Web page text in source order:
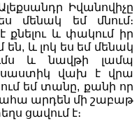
Իվանովիչը
մենակ եմ մնում։
և փակում իր
են, և լոկ ես եմ մենակ
և նավթի լամպ
սաստիկ վախ է վրա
եմ տանը, քանի որ
ահա արդեն մի շաբաթ
ցավում է։